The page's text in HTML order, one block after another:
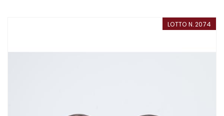
LOTTO N. 2074